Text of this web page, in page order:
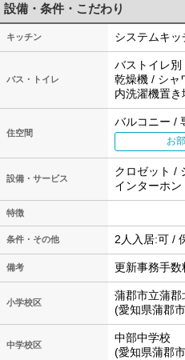
設備・条件・こだわり
キッチン システムキ
バス・トイレ
バストイレ
乾燥機 / シャ
内洗濯機置き
住空間
バルコニー /
お
設備・サービス
クロゼット /
インターホン
特徴
条件・その他 2人入居:可 /
備考 更新事務手
小学校区
蒲郡市立蒲郡
(愛知県蒲郡
中学校区
中部中学校
(愛知県蒲郡